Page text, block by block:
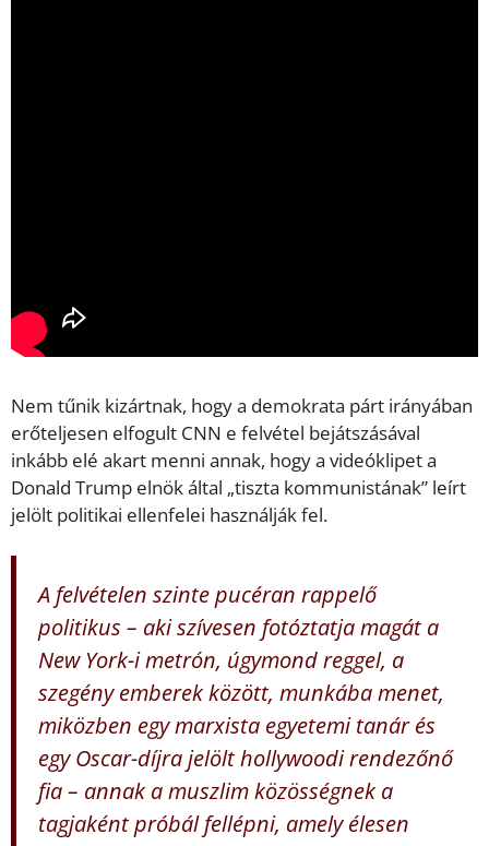
Nem tűnik kizártnak, hogy a demokrata párt irányában
erőteljesen elfogult CNN e felvétel bejátszásával
inkább elé akart menni annak, hogy a videóklipet a
Donald Trump elnök által „tiszta kommunistának” leírt
jelölt politikai ellenfelei használják fel.
A felvételen szinte pucéran rappelő
politikus – aki szívesen fotóztatja magát a
New York-i metrón, úgymond reggel, a
szegény emberek között, munkába menet,
miközben egy marxista egyetemi tanár és
egy Oscar-díjra jelölt hollywoodi rendezőnő
fia – annak a muszlim közösségnek a
tagjaként próbál fellépni, amely élesen